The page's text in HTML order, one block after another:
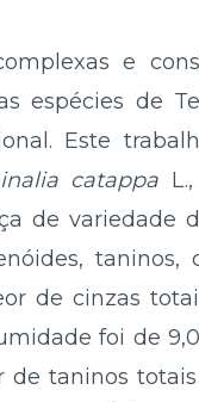
e
espécies de
Este
catappa
de variedade
taninos,
de cinzas
foi de
de taninos